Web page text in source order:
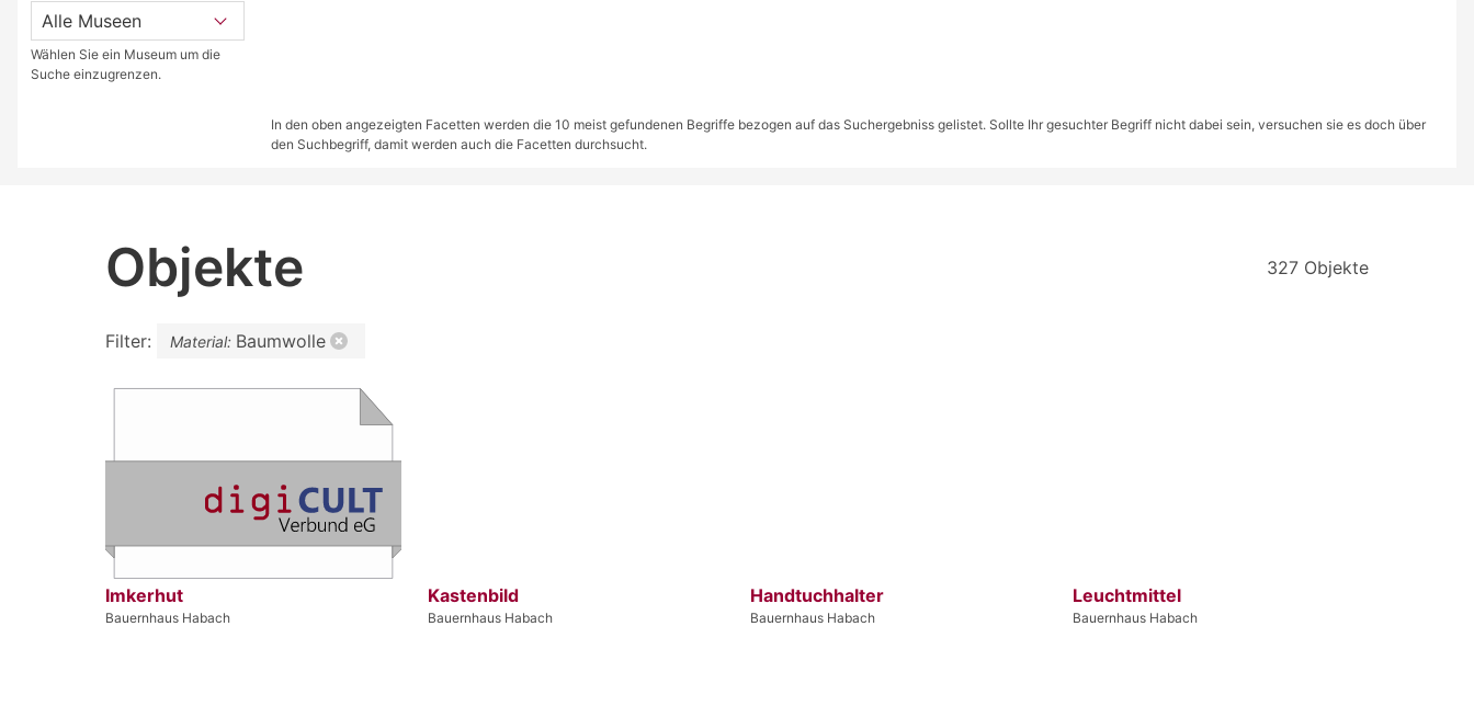
Wählen Sie ein Museum um die
Suche einzugrenzen.
In den oben angezeigten Facetten werden die 10 meist gefundenen Begriffe bezogen auf das Suchergebniss gelistet. Sollte Ihr gesuchter Begriff nicht dabei sein, versuchen sie es doch über
den Suchbegriff, damit werden auch die Facetten durchsucht.
Objekte 327 Objekte
Filter: Material: Baumwolle
Imkerhut
Bauernhaus Habach
Kastenbild
Bauernhaus Habach
Handtuchhalter
Bauernhaus Habach
Leuchtmittel
Bauernhaus Habach